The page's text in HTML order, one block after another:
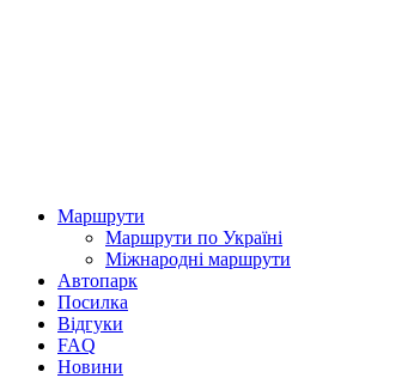
Маршрути
Маршрути по Україні
Міжнародні маршрути
Автопарк
Посилка
Відгуки
FAQ
Новини